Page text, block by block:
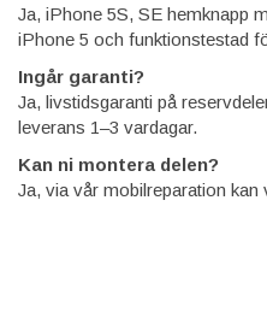
Ja, iPhone 5S, SE hemknapp
iPhone 5 och funktionstestad
Ingår garanti?
Ja, livstidsgaranti på
leverans 1–3 vardagar.
Kan ni montera delen?
Ja, via vår mobilreparation kan